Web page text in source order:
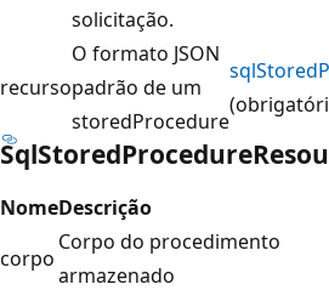
solicitação.
recurso
O formato JSON
padrão de um
storedProcedure
NomeDescrição
corpo
Corpo do procedimento
armazenado